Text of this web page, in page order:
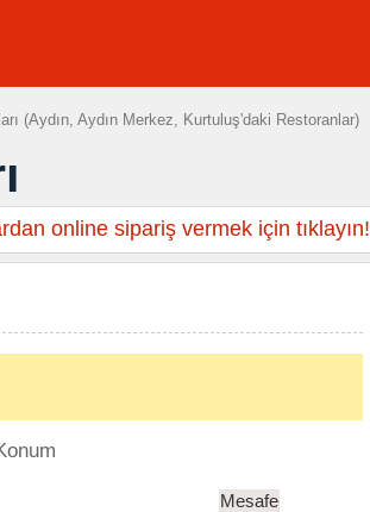
(Aydın, Aydın Merkez, Kurtuluş'daki Restoranlar)
online sipariş vermek için tıklayın!
Mesafe